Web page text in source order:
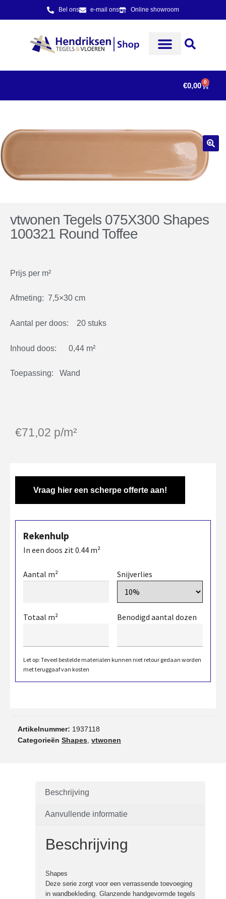
Bel ons e-mail ons Online showroom
€0,00 0
vtwonen Tegels 075X300 Shapes
100321 Round Toffee
Prijs per m²
Afmeting: 7,5×30 cm
Aantal per doos: 20 stuks
Inhoud doos: 0,44 m²
Toepassing: Wand
€71,02 p/m²
Vraag hier een scherpe offerte aan!
Rekenhulp
In een doos zit0.44 m²
Aantal m² Snijverlies
Totaal m² Benodigd aantal dozen
Let op: Teveel bestelde materialen kunnen niet retour gedaan worden
met teruggaaf van kosten
Artikelnummer: 1937118
Categorieën Shapes, vtwonen
Beschrijving
Aanvullende informatie
Beschrijving
Shapes
Deze serie zorgt voor een verrassende toevoeging
in wandbekleding. Glanzende handgevormde tegels